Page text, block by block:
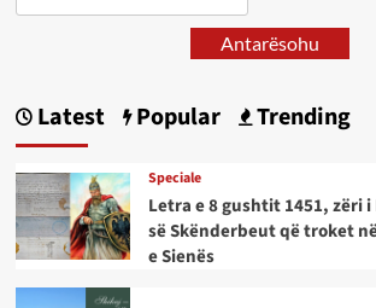
Antarësohu
Latest Popular Trending
Speciale
Letra e 8 gushtit 1451, zëri i
së Skënderbeut që troket
e Sienës